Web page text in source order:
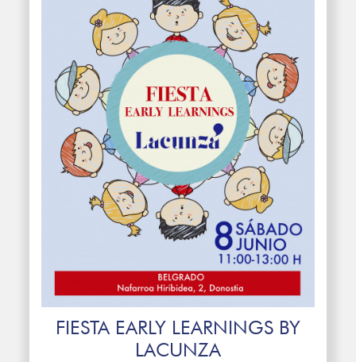
FIESTA EARLY LEARNINGS BY
LACUNZA